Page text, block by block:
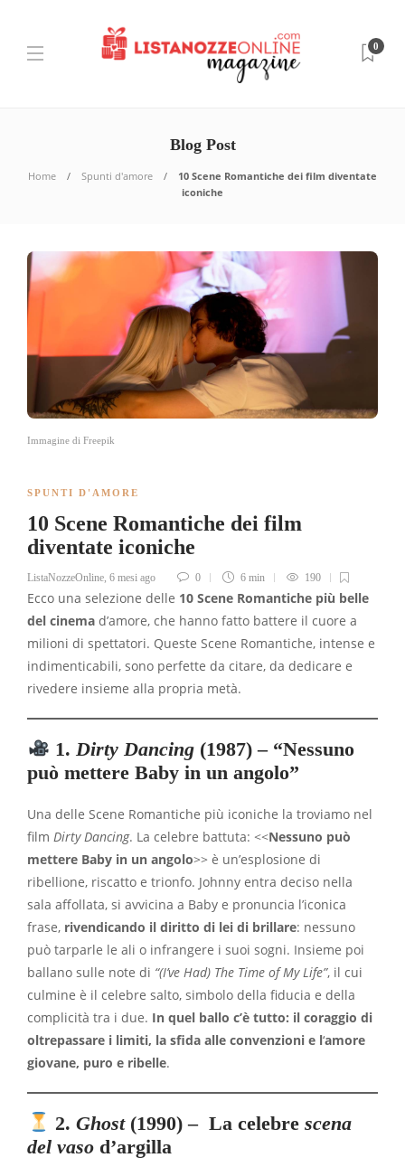
0
Blog Post
Home Spunti d'amore
10 Scene Romantiche dei film diventate
iconiche
Immagine di Freepik
SPUNTI D'AMORE
10 Scene Romantiche dei film
diventate iconiche
ListaNozzeOnline, 6 mesi ago 0 6 min 190
Ecco una selezione delle 10 Scene Romantiche più belle
del cinema d’amore, che hanno fatto battere il cuore a
milioni di spettatori. Queste Scene Romantiche, intense e
indimenticabili, sono perfette da citare, da dedicare e
rivedere insieme alla propria metà.
1. Dirty Dancing (1987) – “Nessuno
può mettere Baby in un angolo”
Una delle Scene Romantiche più iconiche la troviamo nel
film Dirty Dancing. La celebre battuta: <<Nessuno può
mettere Baby in un angolo>> è un’esplosione di
ribellione, riscatto e trionfo. Johnny entra deciso nella
sala affollata, si avvicina a Baby e pronuncia l’iconica
frase, rivendicando il diritto di lei di brillare: nessuno
può tarparle le ali o infrangere i suoi sogni. Insieme poi
ballano sulle note di “(I’ve Had) The Time of My Life”, il cui
culmine è il celebre salto, simbolo della fiducia e della
complicità tra i due. In quel ballo c’è tutto: il coraggio di
oltrepassare i limiti, la sfida alle convenzioni e l‘amore
giovane, puro e ribelle.
2.Ghost(1990) – La celebrescena
del vaso d’argilla